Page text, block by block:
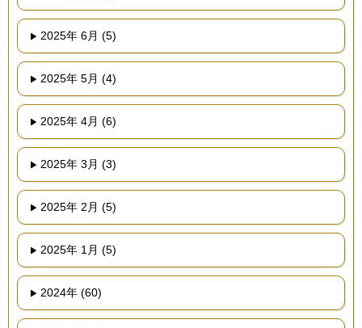
2025年 6月 (5)
2025年 5月 (4)
2025年 4月 (6)
2025年 3月 (3)
2025年 2月 (5)
2025年 1月 (5)
2024年 (60)